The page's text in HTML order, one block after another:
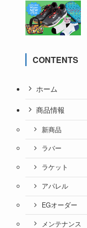
CONTENTS
ホーム
商品情報
新商品
ラバー
ラケット
アパレル
EGオーダー
メンテナンス